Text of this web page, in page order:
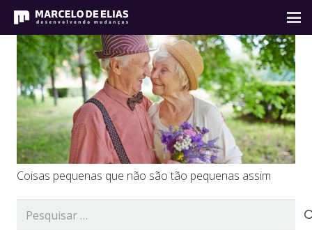
Coisas pequenas que não são tão pequenas assim
Pesquisar